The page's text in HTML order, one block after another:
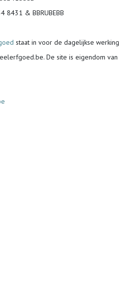
8431 & BBRUBEBB
staat in voor de dagelijkse werking
De site is eigendom van